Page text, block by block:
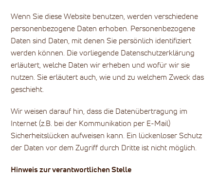
Wenn Sie diese Website benutzen, werden verschiedene
personenbezogene Daten erhoben. Personenbezogene
Daten sind Daten, mit denen Sie persönlich identifiziert
werden können. Die vorliegende Datenschutzerklärung
erläutert, welche Daten wir erheben und wofür wir sie
nutzen. Sie erläutert auch, wie und zu welchem Zweck das
geschieht.
Wir weisen darauf hin, dass die Datenübertragung im
Internet (z.B. bei der Kommunikation per E-Mail)
Sicherheitslücken aufweisen kann. Ein lückenloser Schutz
der Daten vor dem Zugriff durch Dritte ist nicht möglich.
Hinweis zur verantwortlichen Stelle